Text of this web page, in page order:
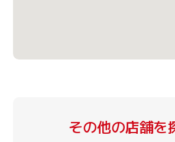
その他の店舗を